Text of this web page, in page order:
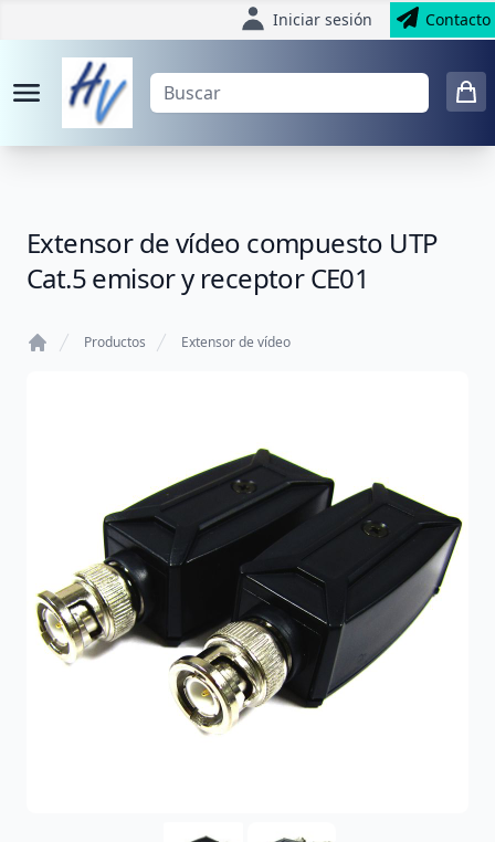
Iniciar sesión Contacto
Extensor de vídeo compuesto UTP
Cat.5 emisor y receptor CE01
Productos Extensor de vídeo